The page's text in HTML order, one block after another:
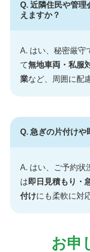
Q. 近隣住民や管理
えますか？
A. はい、秘密厳守
て無地車両・私服
業など、周囲に配
Q. 急ぎの片付けや
A. はい、ご予約状
は 即日見積もり・
付けにも柔軟に対
お申